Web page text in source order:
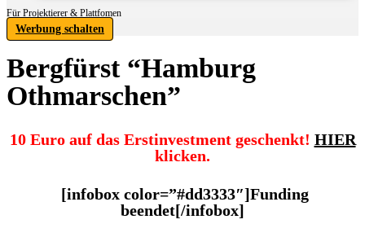
Für Projektierer & Plattfomen
Werbung schalten
Bergfürst “Hamburg
Othmarschen”
10 Euro auf das Erstinvestment geschenkt! HIER
klicken.
[infobox color=”#dd3333″]Funding
beendet[/infobox]